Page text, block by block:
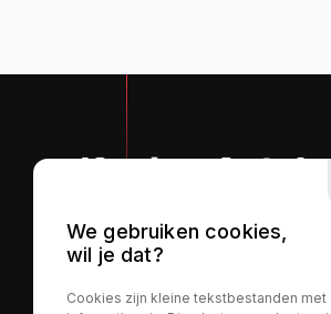
We gebruiken cookies,
wil je dat?
Cookies zijn kleine tekstbestanden met